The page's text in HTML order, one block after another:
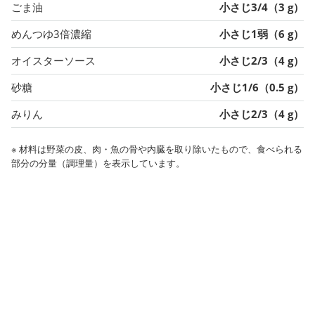
ごま油
小さじ3/4（3 g）
めんつゆ3倍濃縮
小さじ1弱（6 g）
オイスターソース
小さじ2/3（4 g）
砂糖
小さじ1/6（0.5 g）
みりん
小さじ2/3（4 g）
※ 材料は野菜の皮、肉・魚の骨や内臓を取り除いたもので、食べられる
部分の分量（調理量）を表示しています。